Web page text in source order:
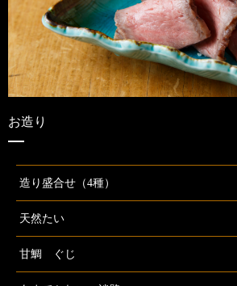
お造り
造り盛合せ（4種）
天然たい
甘鯛 ぐじ